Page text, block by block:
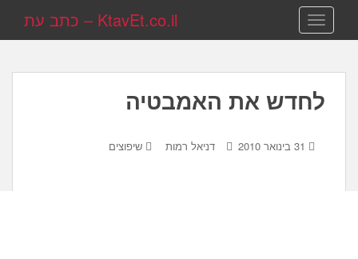
TOGGLE NAVIGATION KtavEt.co.il – כתב עת
לחדש את האמבטיה
31 בינואר 2010 דניאל רמות שיפוצים